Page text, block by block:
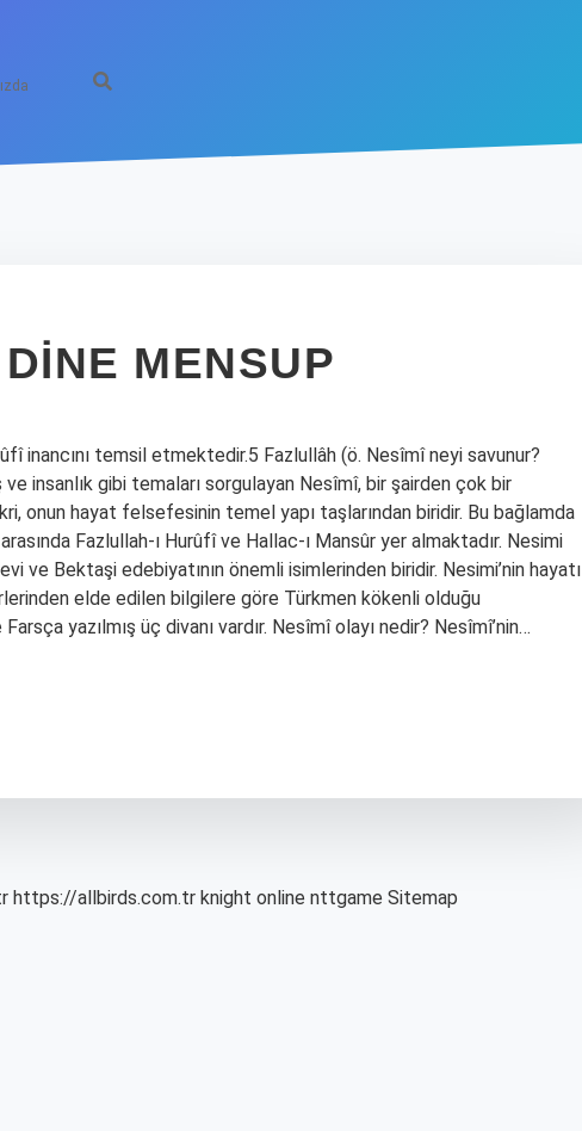
MENSUP
inancını temsil etmektedir.5 Fazlullâh (ö. Nesîmî neyi savunur?
ve insanlık gibi temaları sorgulayan Nesîmî, bir şairden çok bir
onun hayat felsefesinin temel yapı taşlarından biridir. Bu bağlamda
Fazlullah-ı Hurûfî ve Hallac-ı Mansûr yer almaktadır. Nesimi
ve Bektaşi edebiyatının önemli isimlerinden biridir. Nesimi’nin hayatı
elde edilen bilgilere göre Türkmen kökenli olduğu
yazılmış üç divanı vardır. Nesîmî olayı nedir? Nesîmî’nin…
https://allbirds.com.tr knight online nttgame Sitemap